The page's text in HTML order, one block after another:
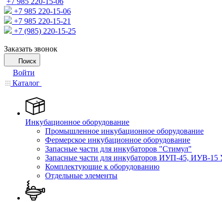
+7 985 220-15-06
+7 985 220-15-21
+7 (985) 220-15-25
Заказать звонок
Поиск
Войти
Каталог
Инкубационное оборудование
Промышленное инкубационное оборудование
Фермерское инкубационное оборудование
Запасные части для инкубаторов "Стимул"
Запасные части для инкубаторов ИУП-45, ИУВ-15
Комплектующие к оборудованию
Отдельные элементы